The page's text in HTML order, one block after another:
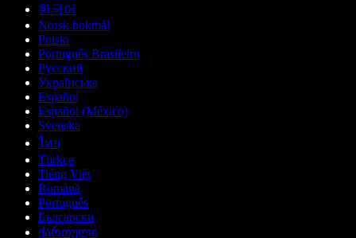
한국어
Norsk bokmål
Polski
Português Brasileiro
Русский
Українська
Español
Español (México)
Svenska
ไทย
Türkçe
Tiếng Việt
Română
Português
Български
ქართული